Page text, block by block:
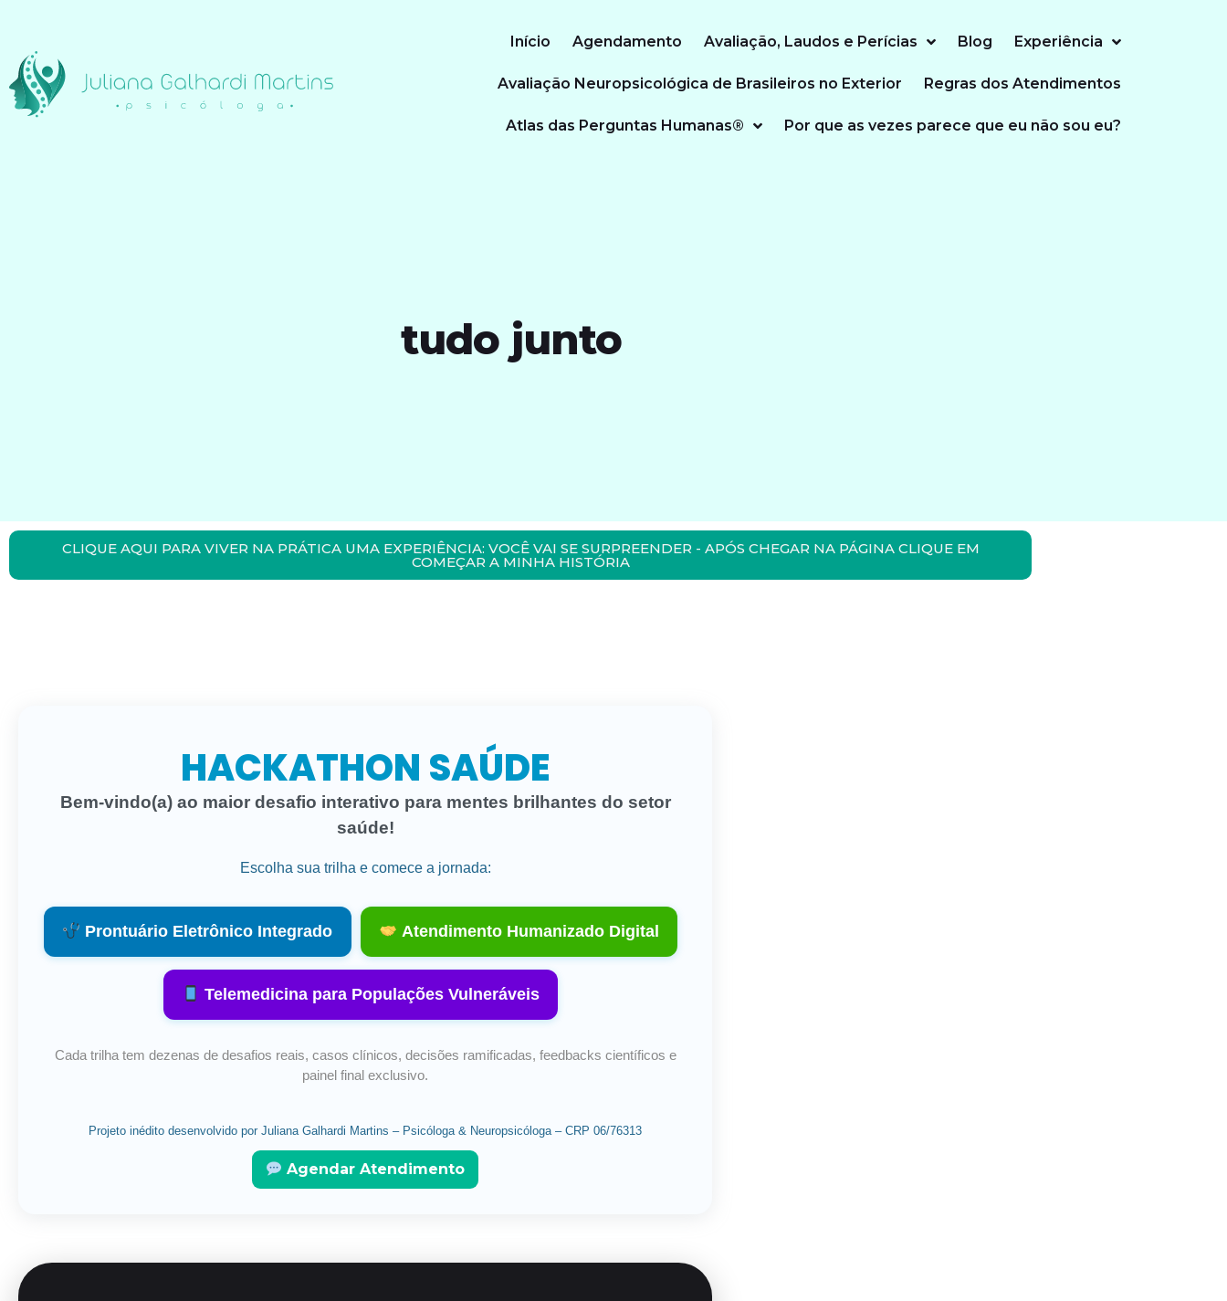
Início Agendamento Avaliação, Laudos e Perícias Blog Experiência
Avaliação Neuropsicológica de Brasileiros no Exterior Regras dos Atendimentos
Atlas das Perguntas Humanas® Por que as vezes parece que eu não sou eu?
tudo junto
CLIQUE AQUI PARA VIVER NA PRÁTICA UMA EXPERIÊNCIA: VOCÊ VAI SE SURPREENDER - APÓS CHEGAR NA PÁGINA CLIQUE EM
COMEÇAR A MINHA HISTÓRIA
HACKATHON SAÚDE
Bem-vindo(a) ao maior desafio interativo para mentes brilhantes do setor
saúde!
Escolha sua trilha e comece a jornada:
Prontuário Eletrônico Integrado Atendimento Humanizado Digital
Telemedicina para Populações Vulneráveis
Cada trilha tem dezenas de desafios reais, casos clínicos, decisões ramificadas, feedbacks científicos e
painel final exclusivo.
Projeto inédito desenvolvido por Juliana Galhardi Martins – Psicóloga & Neuropsicóloga – CRP 06/76313
Agendar Atendimento